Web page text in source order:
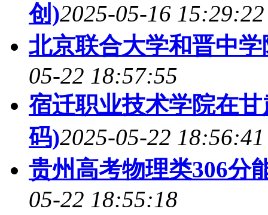
创)2025-05-16 15:29:22
北京联合大学和晋中
05-22 18:57:55
宿迁职业技术学院在
码)2025-05-22 18:56:41
贵州高考物理类306分
05-22 18:55:18